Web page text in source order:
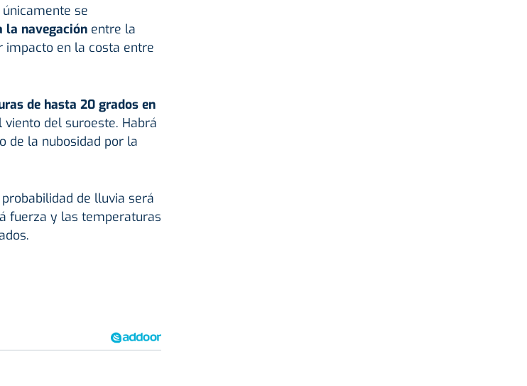
se
la navegaciónentre la
impacto en la costa entre
de hasta 20 grados en
del suroeste. Habrá
de la nubosidad por la
de lluvia será
fuerza y las temperaturas